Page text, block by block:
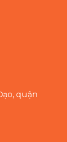
quận